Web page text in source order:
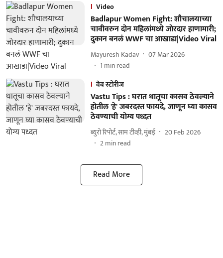
Video
Badlapur Women Fight: शौचालयाच्या
चावीवरुन दोन महिलांमध्ये जोरदार हाणामारी;
दुकान बनलं WWF चा आखाडा|Video Viral
Mayuresh Kadav
07 Mar 2026
1 min read
वेब स्टोरीज
Vastu Tips : घरात धातूचा कासव ठेवल्याने
होतील 'हे' जबरदस्त फायदे, जाणून घ्या कासव
ठेवण्याची योग्य पध्दत
ब्युरो रिपोर्ट, साम टीव्ही, मुंबई
20 Feb 2026
2min read
Read More